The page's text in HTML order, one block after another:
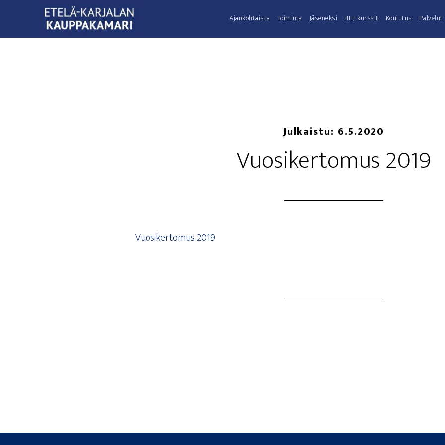
Ajan­koh­tais­ta Toi­min­ta Jäse­nek­si HHJ-kurs­­sit Kou­lu­tus Pal­ve­lut
Julkaistu: 6.5.2020
Vuo­si­ker­to­mus 2019
Vuo­si­ker­to­mus 2019